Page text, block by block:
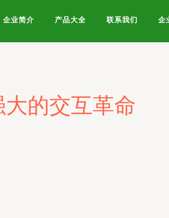
企业简介 产品大全 联系我们 企
的交互革命